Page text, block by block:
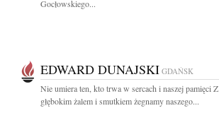
Gocłowskiego...
EDWARD DUNAJSKI GDAŃSK
Nie umiera ten, kto trwa w sercach i naszej pamięci Z
głębokim żalem i smutkiem żegnamy naszego...